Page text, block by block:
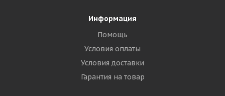
Информация
Помощь
Условия оплаты
Условия доставки
Гарантия на товар